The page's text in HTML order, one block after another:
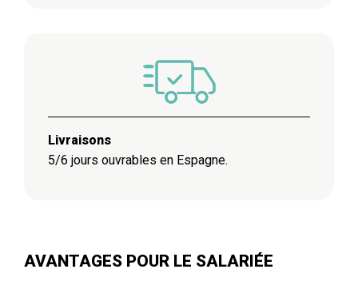
Livraisons
5/6 jours ouvrables en Espagne.
AVANTAGES POUR LE SALARIÉE